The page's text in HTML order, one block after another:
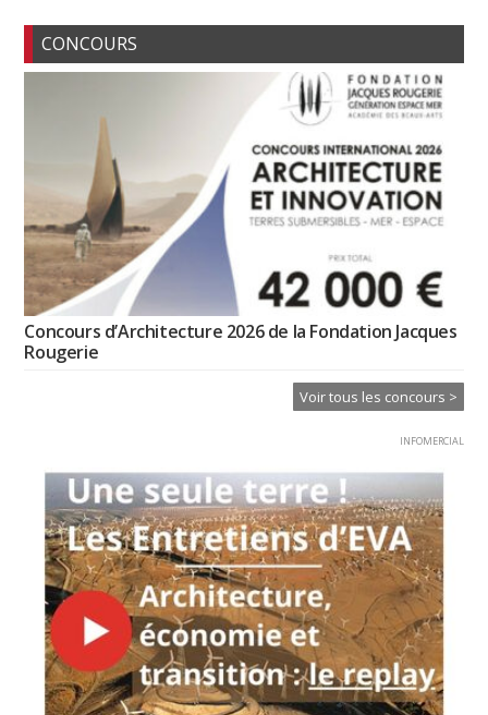
CONCOURS
Concours d’Architecture 2026 de la Fondation Jacques
Rougerie
Voir tous les concours >
INFOMERCIAL